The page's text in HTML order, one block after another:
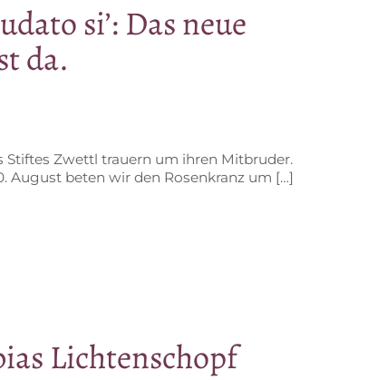
si’: Das neue
da.
Lichtenschopf
Stif­tes Zwettl trau­ern um ih­ren Mit­bru­der.
Au­gust be­ten wir den Ro­sen­kranz um […]